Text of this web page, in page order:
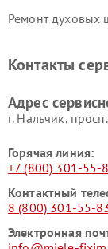
Ремонт духовых
Miele
Miele
Контакты
Адрес
г. Нальчик,
Горячая линия:
+7 (800) 301-55-
Контактный
8 (800) 301-55-
Электронная